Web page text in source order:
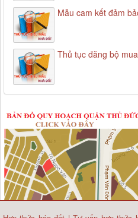
Mẫu cam kết đảm
Thủ tục đăng bộ